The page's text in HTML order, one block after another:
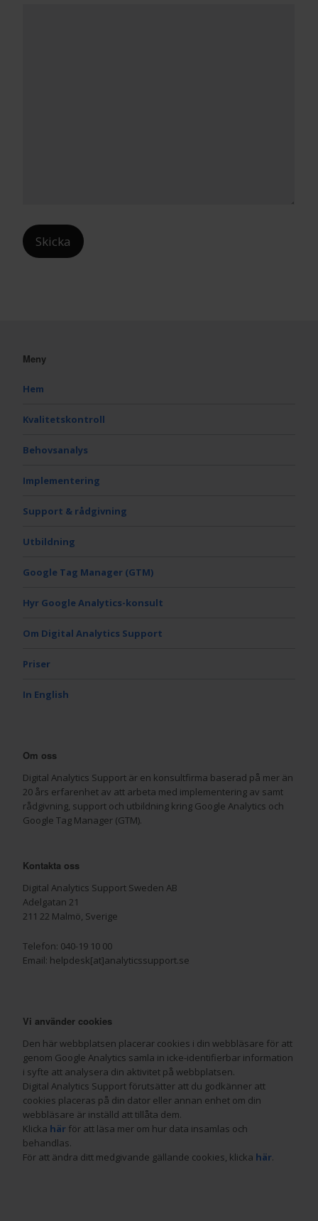
Meny
Hem
Kvalitetskontroll
Behovsanalys
Implementering
Support & rådgivning
Utbildning
Google Tag Manager (GTM)
Hyr Google Analytics-konsult
Om Digital Analytics Support
Priser
In English
Om oss
Digital Analytics Support är en konsultfirma baserad på mer än
20 års erfarenhet av att arbeta med implementering av samt
rådgivning, support och utbildning kring Google Analytics och
Google Tag Manager (GTM).
Kontakta oss
Digital Analytics Support Sweden AB
Adelgatan 21
211 22 Malmö, Sverige
Telefon: 040-19 10 00
Email: helpdesk[at]analyticssupport.se
Vi använder cookies
Den här webbplatsen placerar cookies i din webbläsare för att
genom Google Analytics samla in icke-identifierbar information
i syfte att analysera din aktivitet på webbplatsen.
Digital Analytics Support förutsätter att du godkänner att
cookies placeras på din dator eller annan enhet om din
webbläsare är inställd att tillåta dem.
Klicka här för att läsa mer om hur data insamlas och
behandlas.
För att ändra ditt medgivande gällande cookies, klicka här.